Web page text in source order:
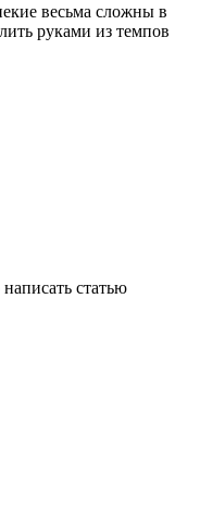
весьма сложны в
руками из темпов
статью